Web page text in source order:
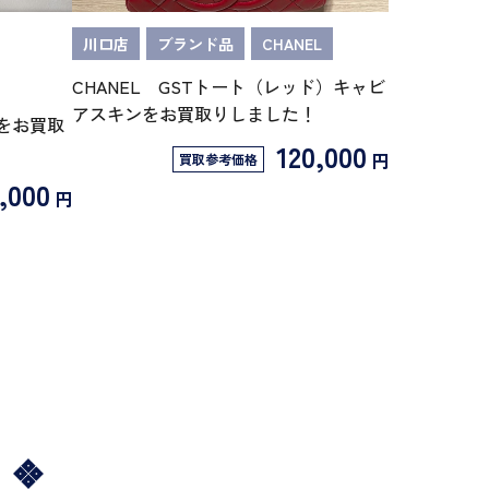
お買取
円
川口店 ブランド品 CHANEL
CHANEL GSTトート（レッド）キャビ
アスキンをお買取りしました！
買取参考価格 120,000 円